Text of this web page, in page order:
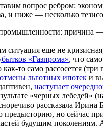
вопрос ребром:
и ниже — несколько
промышленности:
ситуация еще не
«Газпрома», что
то само рассосется (три
отмены льготных ипотек и
наступает
«черных лебедей»
рассказала Ирина
предысторию, но сейчас
будущим